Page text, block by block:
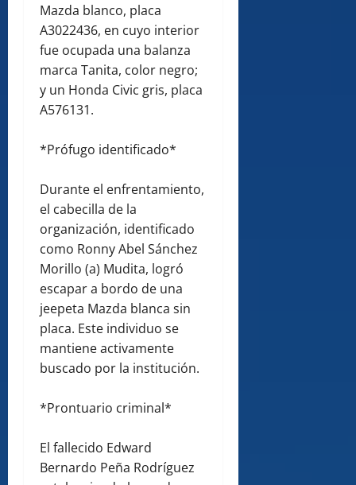
Mazda blanco, placa
A3022436, en cuyo interior
fue ocupada una balanza
marca Tanita, color negro;
y un Honda Civic gris, placa
A576131.
*Prófugo identificado*
Durante el enfrentamiento,
el cabecilla de la
organización, identificado
como Ronny Abel Sánchez
Morillo (a) Mudita, logró
escapar a bordo de una
jeepeta Mazda blanca sin
placa. Este individuo se
mantiene activamente
buscado por la institución.
*Prontuario criminal*
El fallecido Edward
Bernardo Peña Rodríguez